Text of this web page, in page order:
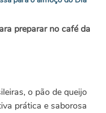
preparar no café da
o pão de queijo
prática e saborosa